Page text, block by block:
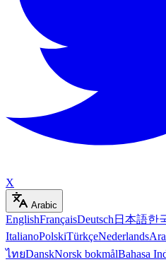
X
Arabic
EnglishFrançaisDeutsch 日本語한
ItalianoPolskiTürkçeNederlands
ไทยDanskNorsk bokmålBahasa